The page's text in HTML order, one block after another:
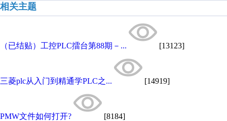
相关主题
（已结贴）工控PLC擂台第88期－... [13123]
三菱plc从入门到精通学PLC之... [14919]
PMW文件如何打开? [8184]